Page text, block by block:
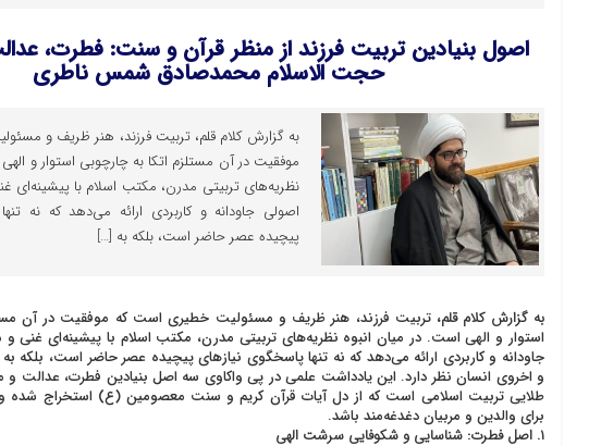
اصول بنیادین تربیت فرزند از منظر قرآن و سنت: فطرت،
حجت الاسلام محمدصادق شمس ناطری
به گزارش کلام قلم، تربیت فرزند، هنر ظریف و
موفقیت در آن مستلزم اتکا به چارچوبی استوار و
نظریه‌های تربیتی مدرن، مکتب اسلام با پیشینه‌ای
اصولی جاودانه و کاربردی ارائه می‌دهد که نه
پیچیده عصر حاضر است، بلکه به […]
به گزارش کلام قلم، تربیت فرزند، هنر ظریف و مسئولیت خطیری است که موفقیت در آن
استوار و الهی است. در میان انبوه نظریه‌های تربیتی مدرن، مکتب اسلام با پیشینه‌ای غنی
جاودانه و کاربردی ارائه می‌دهد که نه تنها پاسخگوی نیازهای پیچیده عصر حاضر است، بلکه
و اخروی انسان نظر دارد. این یادداشت علمی در پی واکاوی سه اصل بنیادین فطرت، عدالت
طلایی تربیت اسلامی است که از دل آیات قرآن کریم و سنت معصومین (ع) استخراج شده
برای والدین و مربیان دغدغه‌مند باشد.
۱. اصل فطرت: شناسایی و شکوفایی سرشت الهی